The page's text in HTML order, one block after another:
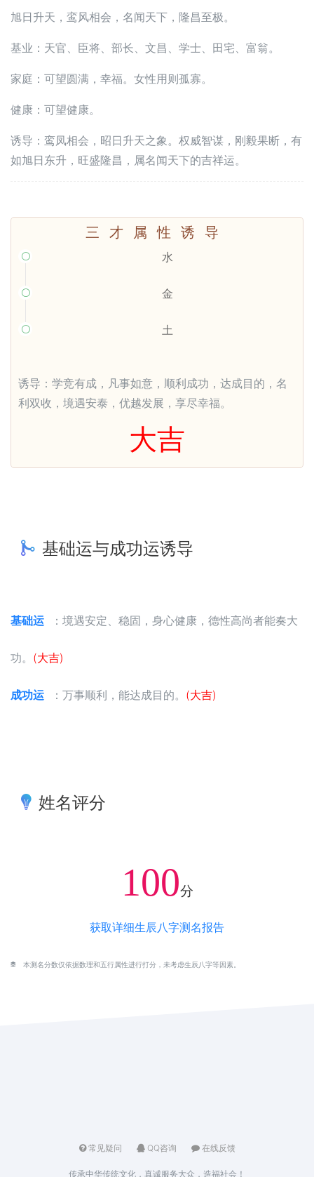
旭日升天，鸾风相会，名闻天下，隆昌至极。
基业：天官、臣将、部长、文昌、学士、田宅、富翁。
家庭：可望圆满，幸福。女性用则孤寡。
健康：可望健康。
诱导：鸾凤相会，昭日升天之象。权威智谋，刚毅果断，有
如旭日东升，旺盛隆昌，属名闻天下的吉祥运。
三才属性诱导
 水
 金
 土
诱导：学竞有成，凡事如意，顺利成功，达成目的，名
利双收，境遇安泰，优越发展，享尽幸福。
大吉
基础运与成功运诱导
基础运 ：境遇安定、稳固，身心健康，德性高尚者能奏大
功。 (大吉)
成功运 ：万事顺利，能达成目的。 (大吉)
姓名评分
100分
获取详细生辰八字测名报告
本测名分数仅依据数理和五行属性进行打分，未考虑生辰八字等因素。
常见疑问 QQ咨询 在线反馈
传承中华传统文化，真诚服务大众，造福社会！